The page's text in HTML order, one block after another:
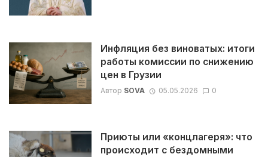
Инфляция без виноватых: итоги
работы комиссии по снижению
цен в Грузии
Автор SOVA 05.05.2026 0
Приюты или «концлагеря»: что
происходит с бездомными